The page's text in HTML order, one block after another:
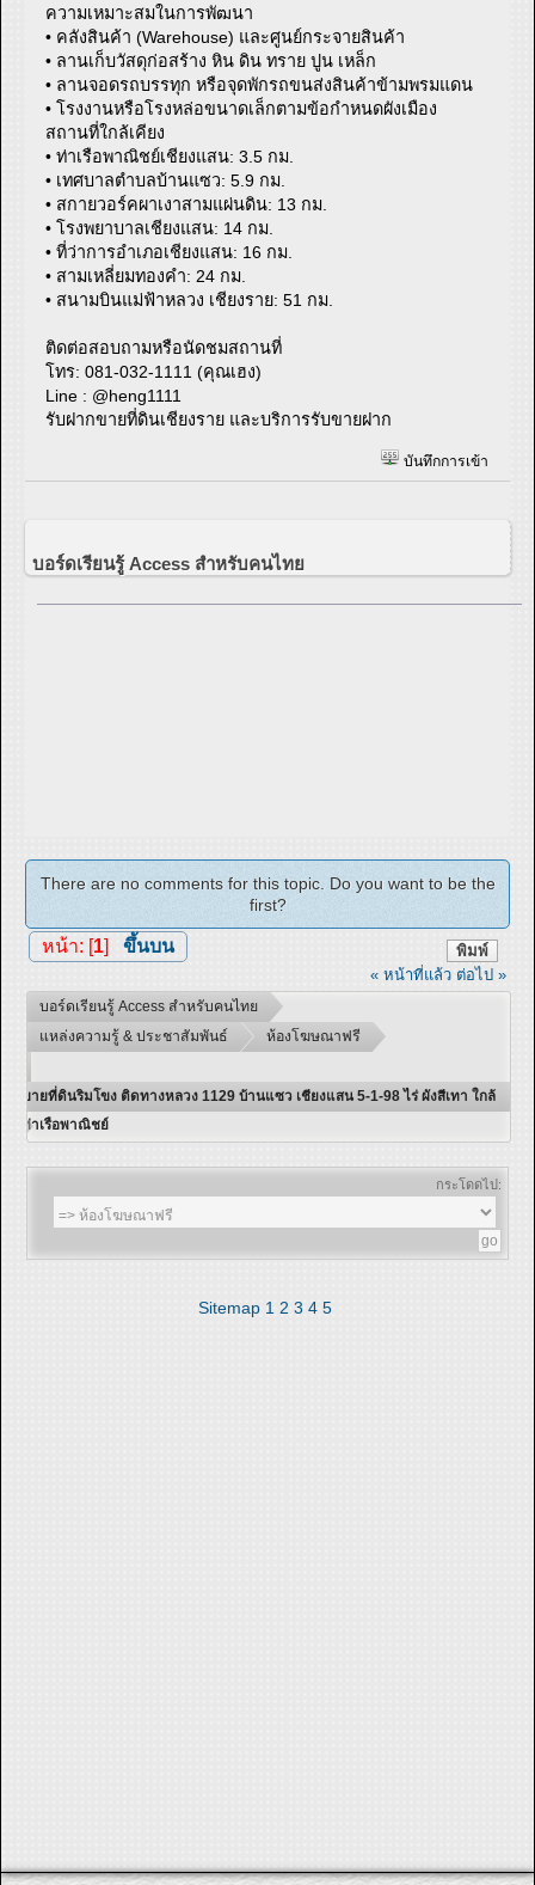
ความเหมาะสมในการพัฒนา
• คลังสินค้า (Warehouse) และศูนย์กระจายสินค้า
• ลานเก็บวัสดุก่อสร้าง หิน ดิน ทราย ปูน เหล็ก
• ลานจอดรถบรรทุก หรือจุดพักรถขนส่งสินค้าข้ามพรมแดน
• โรงงานหรือโรงหล่อขนาดเล็กตามข้อกำหนดผังเมือง
สถานที่ใกล้เคียง
• ท่าเรือพาณิชย์เชียงแสน: 3.5 กม.
• เทศบาลตำบลบ้านแซว: 5.9 กม.
• สกายวอร์คผาเงาสามแผ่นดิน: 13 กม.
• โรงพยาบาลเชียงแสน: 14 กม.
• ที่ว่าการอำเภอเชียงแสน: 16 กม.
• สามเหลี่ยมทองคำ: 24 กม.
• สนามบินแม่ฟ้าหลวง เชียงราย: 51 กม.
ติดต่อสอบถามหรือนัดชมสถานที่
โทร: 081-032-1111 (คุณเฮง)
Line : @heng1111
รับฝากขายที่ดินเชียงราย และบริการรับขายฝาก
บันทึกการเข้า
บอร์ดเรียนรู้ Access สำหรับคนไทย
There are no comments for this topic. Do you want to be the
first?
พิมพ์
หน้า: [ 1] ขึ้นบน
« หน้าที่แล้ว ต่อไป »
บอร์ดเรียนรู้ Access สำหรับคนไทย
แหล่งความรู้ & ประชาสัมพันธ์
ห้องโฆษณาฟรี
ขายที่ดินริมโขง ติดทางหลวง 1129 บ้านแซว เชียงแสน 5-1-98 ไร่ ผังสีเทา ใกล้
ท่าเรือพาณิชย์
กระโดดไป:
Sitemap 1 2 3 4 5